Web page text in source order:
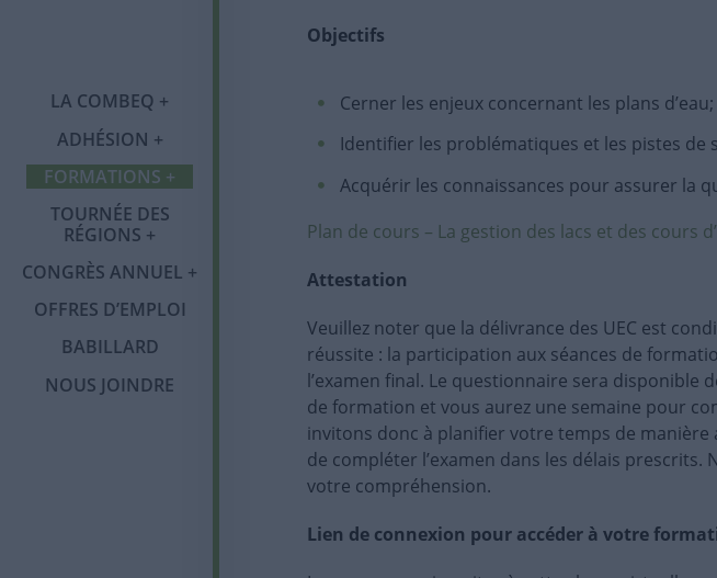
LA COMBEQ
Notre histoire
Publications
Communiqués
Infolettre
Politique sur la
protection des
renseignements
ADHÉSION
Adhésion
Catégories de
membres et tarifs
Services et
avantages
FORMATIONS
Programme OMBE
Formations 2026
Foire aux questions
(FAQ)
TOURNÉE DES
RÉGIONS
Tournée des régions
Abitibi-
Témiscamingue
Laval
Saguenay-Lac-Saint-
CONGRÈS ANNUEL
Congrès annuel
Mot du comité
Partenaires et
commanditaires
OFFRES D’EMPLOI
BABILLARD
NOUS JOINDRE
Objectifs
Cerner les enjeux concernant les plans d’eau;
Identifier les problématiques et les pistes de
Acquérir les connaissances pour assurer la
Plan de cours – La gestion des lacs et des cours
Attestation
Veuillez noter que la délivrance des UEC est
réussite : la participation aux séances de
l’examen final. Le questionnaire sera disponible
de formation et vous aurez une semaine pour
invitons donc à planifier votre temps de
de compléter l’examen dans les délais prescrits.
votre compréhension.
Lien de connexion pour accéder à votre